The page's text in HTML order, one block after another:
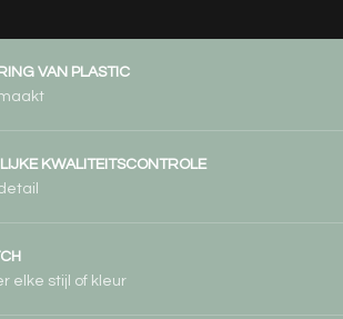
VAN PLASTIC
KWALITEITSCONTROLE
elke stijl of kleur